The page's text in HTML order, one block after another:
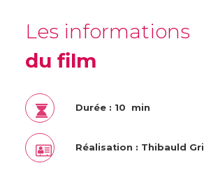
Les informations
du film
Durée : 10 min
Réalisation : Thibauld Gril